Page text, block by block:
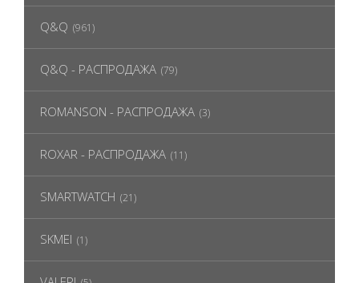
Q&Q (961)
Q&Q - РАСПРОДАЖА (79)
ROMANSON - РАСПРОДАЖА (3)
ROXAR - РАСПРОДАЖА (11)
SMARTWATCH (21)
SKMEI (1)